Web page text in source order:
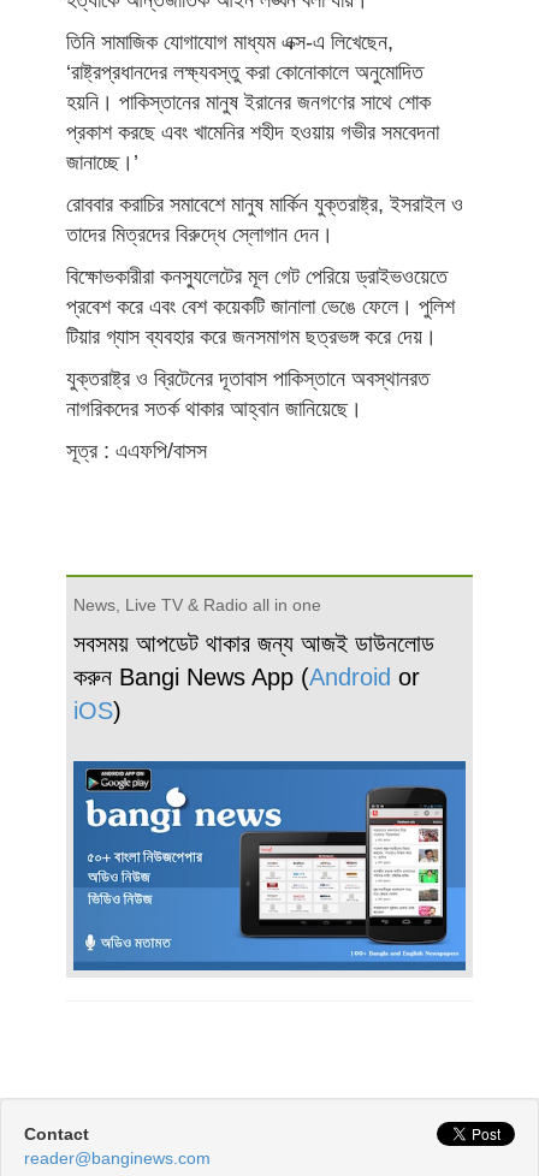
তিনি সামাজিক যোগাযোগ মাধ্যম এক্স-এ লিখেছেন,
‘রাষ্ট্রপ্রধানদের লক্ষ্যবস্তু করা কোনোকালে অনুমোদিত
হয়নি। পাকিস্তানের মানুষ ইরানের জনগণের সাথে শোক
প্রকাশ করছে এবং খামেনির শহীদ হওয়ায় গভীর সমবেদনা
জানাচ্ছে।’
রোববার করাচির সমাবেশে মানুষ মার্কিন যুক্তরাষ্ট্র, ইসরাইল ও
তাদের মিত্রদের বিরুদ্ধে স্লোগান দেন।
বিক্ষোভকারীরা কনস্যুলেটের মূল গেট পেরিয়ে ড্রাইভওয়েতে
প্রবেশ করে এবং বেশ কয়েকটি জানালা ভেঙে ফেলে। পুলিশ
টিয়ার গ্যাস ব্যবহার করে জনসমাগম ছত্রভঙ্গ করে দেয়।
যুক্তরাষ্ট্র ও ব্রিটেনের দূতাবাস পাকিস্তানে অবস্থানরত
নাগরিকদের সতর্ক থাকার আহ্বান জানিয়েছে।
সূত্র : এএফপি/বাসস
News, Live TV & Radio all in one
সবসময় আপডেট থাকার জন্য আজই ডাউনলোড
করুন Bangi News App (Android or
iOS)
Contact
reader@banginews.com